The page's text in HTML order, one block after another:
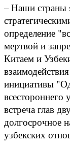
– Наши страны
определение
мертвой и
Китаем и
инициативы
всестороннего
встреча глав
долгосрочное
узбекских